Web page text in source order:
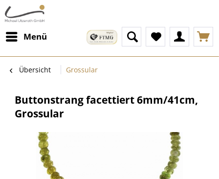
Menü
Übersicht Grossular
Buttonstrang facettiert 6mm/41cm,
Grossular